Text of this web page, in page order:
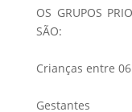
OS GRUPOS
SÃO:
Crianças entre
Gestantes